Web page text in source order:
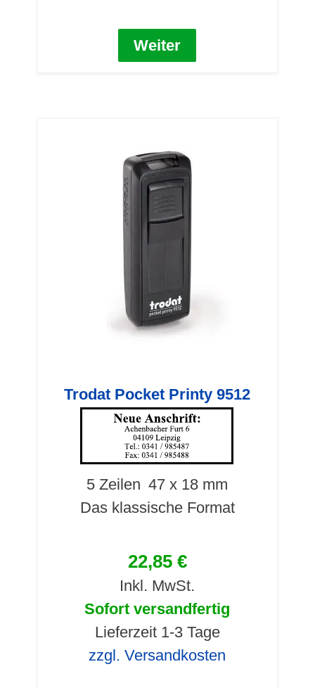
Weiter
Trodat Pocket Printy 9512
5 Zeilen 47 x 18 mm
Das klassische Format
22,85 €
Inkl. MwSt.
Sofort versandfertig
Lieferzeit 1-3 Tage
zzgl. Versandkosten